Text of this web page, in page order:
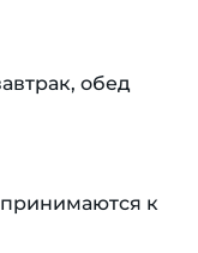
обед
к